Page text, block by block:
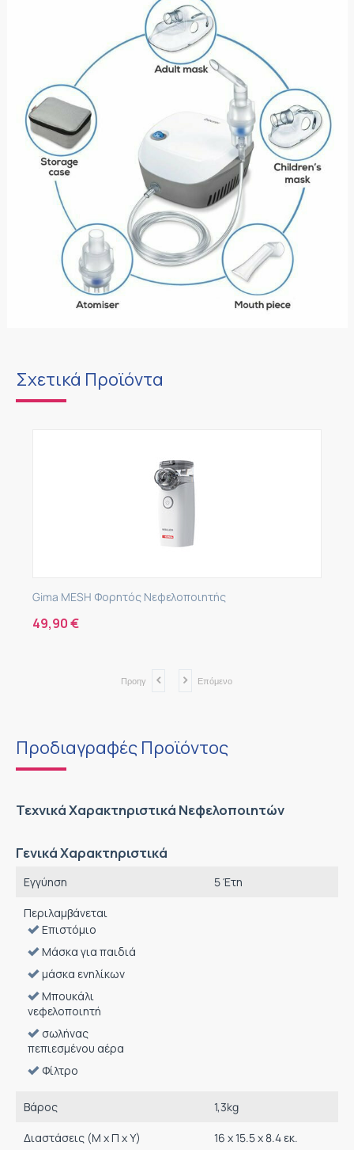
Σχετικά Προϊόντα
Gima MESH Φορητός Νεφελοποιητής
49,90€
Προηγ Επόμενο
Προδιαγραφές Προϊόντος
Τεχνικά Χαρακτηριστικά Νεφελοποιητών
Γενικά Χαρακτηριστικά
Εγγύηση 5 Έτη
Περιλαμβάνεται
Επιστόμιο
Μάσκα για παιδιά
μάσκα ενηλίκων
Μπουκάλι
νεφελοποιητή
σωλήνας
πεπιεσμένου αέρα
Φίλτρο
Βάρος 1,3kg
Διαστάσεις (M x Π x Υ) 16 x 15.5 x 8.4 εκ.